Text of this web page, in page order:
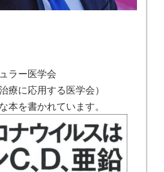
ラー医学会
療に応用する医学会）
本を書かれています。